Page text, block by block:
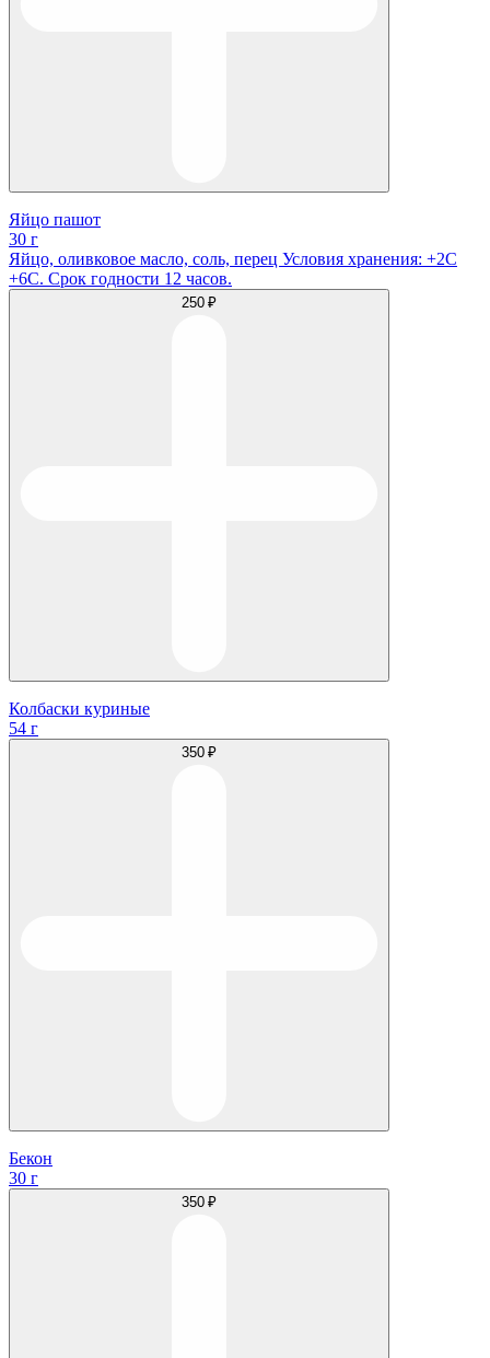
Яйцо пашот
30 г
Яйцо, оливковое масло, соль, перец Условия хранения: +2С
+6С. Срок годности 12 часов.
250 ₽
Колбаски куриные
54 г
350 ₽
Бекон
30 г
350 ₽